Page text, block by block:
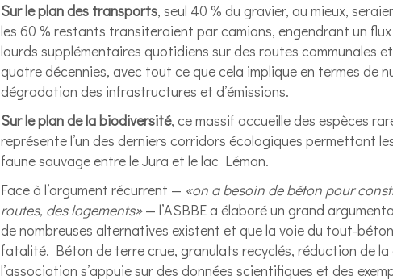
Sur le plan des transports, seul 40 % du gravier, au mieux,
les 60 % restants transiteraient par camions, engendrant un
lourds supplémentaires quotidiens sur des routes communales
quatre décennies, avec tout ce que cela implique en termes de
dégradation des infrastructures et d’émissions.
Sur le plan de la biodiversité, ce massif accueille des espèces
représente l’un des derniers corridors écologiques permettant
faune sauvage entre le Jura et le lac Léman.
Face à l’argument récurrent — «on a besoin de béton pour
routes, des logements»— l’ASBBE a élaboré un grand
de nombreuses alternatives existent et que la voie du tout-béton
fatalité. Béton de terre crue, granulats recyclés, réduction de la
l’association s’appuie sur des données scientifiques et des